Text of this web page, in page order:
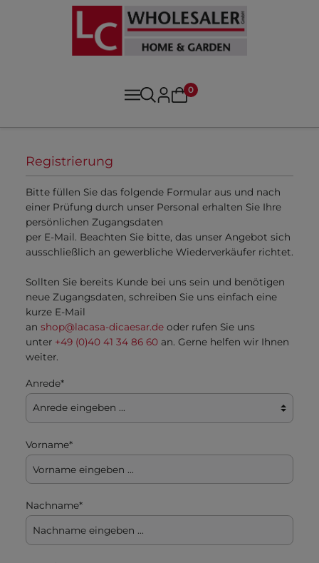
0
Registrierung
Bitte füllen Sie das folgende Formular aus und nach
einer Prüfung durch unser Personal erhalten Sie Ihre
persönlichen Zugangsdaten
per E-Mail. Beachten Sie bitte, das unser Angebot sich
ausschließlich an gewerbliche Wiederverkäufer richtet.
Sollten Sie bereits Kunde bei uns sein und benötigen
neue Zugangsdaten, schreiben Sie uns einfach eine
kurze E-Mail
an shop@lacasa-dicaesar.de oder rufen Sie uns
unter +49 (0)40 41 34 86 60 an. Gerne helfen wir Ihnen
weiter.
Anrede*
Vorname*
Nachname*